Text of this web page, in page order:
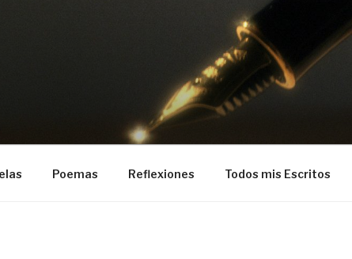
Poemas Reflexiones Todos mis Escritos